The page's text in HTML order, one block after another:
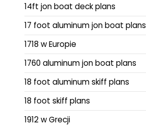
14ft jon boat deck plans
17 foot aluminum jon boat plans
1718 w Europie
1760 aluminum jon boat plans
18 foot aluminum skiff plans
18 foot skiff plans
1912 w Grecji